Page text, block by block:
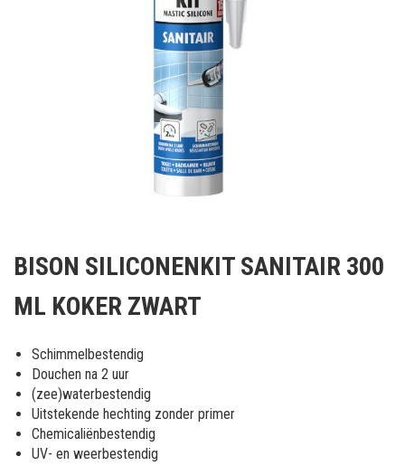
het
van
afbeeldingen-
gallerij
BISON SILICONENKIT SANITAIR 300
ML KOKER ZWART
Schimmelbestendig
Douchen na 2 uur
(zee)waterbestendig
Uitstekende hechting zonder primer
Chemicaliënbestendig
UV- en weerbestendig